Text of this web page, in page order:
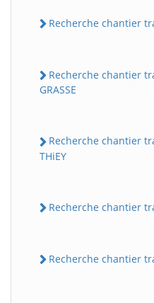
Recherche chantier
Recherche chantier
GRASSE
Recherche chantier
THiEY
Recherche chantier
Recherche chantier